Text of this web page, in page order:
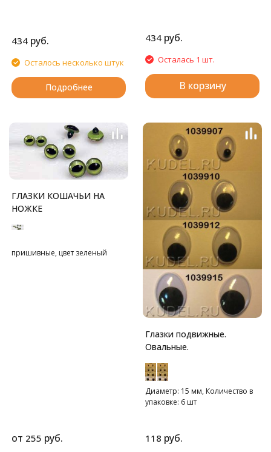
434 руб.
Осталось несколько штук
Подробнее
434 руб.
Осталась 1 шт.
В корзину
ГЛАЗКИ КОШАЧЬИ НА
НОЖКЕ
пришивные, цвет зеленый
от 255 руб.
Глазки подвижные.
Овальные.
Диаметр: 15 мм, Количество в
упаковке: 6 шт
118 руб.